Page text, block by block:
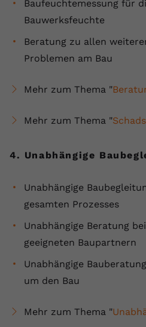
Baufeuchtemessung für
Bauwerksfeuchte
Beratung zu allen
Problemen am Bau
Mehr zum Thema "
Mehr zum Thema "
4. Unabhängige
Unabhängige
gesamten Prozesses
Unabhängige Beratung
geeigneten Baupartnern
Unabhängige
um den Bau
Mehr zum Thema "